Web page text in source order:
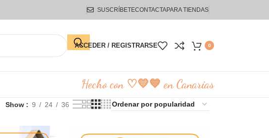
SUSCRÍBETECONTACTAPARA TIENDAS
ACCEDER / REGISTRARSE 0
Hecho con ♡💛💙 en Canarias
Show 9 24 36